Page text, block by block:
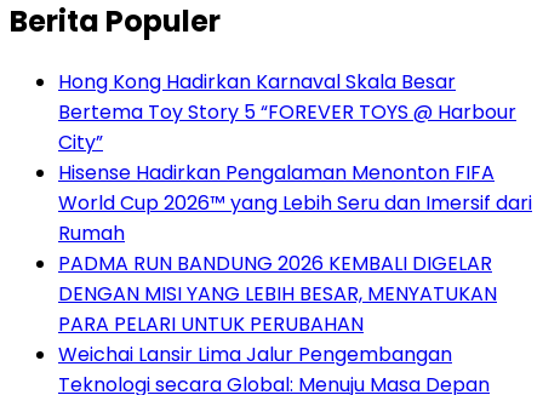
Berita Populer
Hong Kong Hadirkan Karnaval Skala Besar
Bertema Toy Story 5 “FOREVER TOYS @ Harbour
City”
Hisense Hadirkan Pengalaman Menonton FIFA
World Cup 2026™ yang Lebih Seru dan Imersif dari
Rumah
PADMA RUN BANDUNG 2026 KEMBALI DIGELAR
DENGAN MISI YANG LEBIH BESAR, MENYATUKAN
PARA PELARI UNTUK PERUBAHAN
Weichai Lansir Lima Jalur Pengembangan
Teknologi secara Global: Menuju Masa Depan